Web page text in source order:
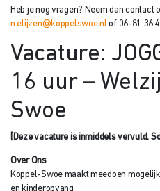
Heb je nog vragen? Neem dan contact
n.elijzen@koppelswoe.nl of 06-81 36
Vacature:
16 uur –
Swoe
[Deze vacature is inmiddels vervuld.
Over Ons
Koppel-Swoe maakt meedoen
en kinderopvang